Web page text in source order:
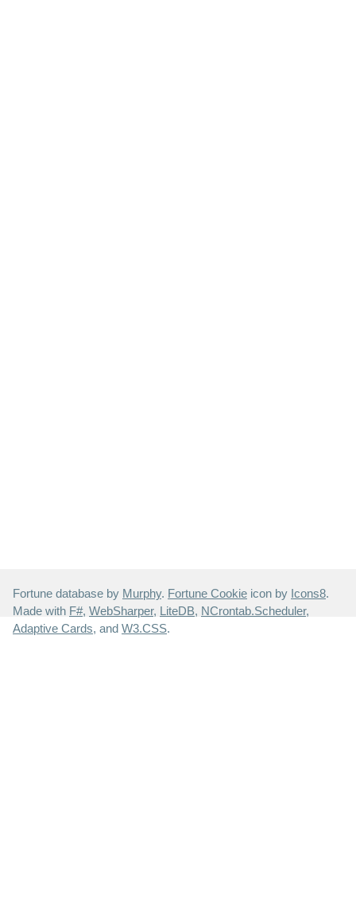
Fortune database by Murphy. Fortune Cookie icon by Icons8.
Made with F#, WebSharper, LiteDB, NCrontab.Scheduler,
Adaptive Cards, and W3.CSS.